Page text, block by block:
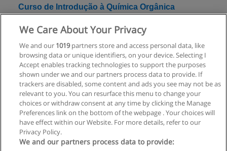
Curso de Introdução à Química Orgânica
Solicitar informações
Regras de uso
Privacidade de dados
Entrar em contato com Educaedu
We Care About Your Privacy
We and our 1019partners store and access personal data, like
browsing data or unique identifiers, on your device. Selecting I
Accept enables tracking technologies to support the purposes
shown under we and our partners process data to provide. If
trackers are disabled, some content and ads you see may not be as
relevant to you. You can resurface this menu to change your
choices or withdraw consent at any time by clicking the Manage
Preferences link on the bottom of the webpage . Your choices will
have effect within our Website. For more details, refer to our
Privacy Policy.
We and our partners process data to provide: